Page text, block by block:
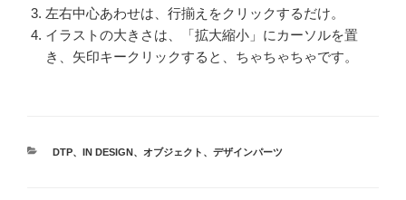
左右中心あわせは、行揃えをクリックするだけ。
イラストの大きさは、「拡大縮小」にカーソルを置
き、矢印キークリックすると、ちゃちゃちゃです。
カ
DTP、 IN DESIGN、 オブジェクト 、 デザインパーツ